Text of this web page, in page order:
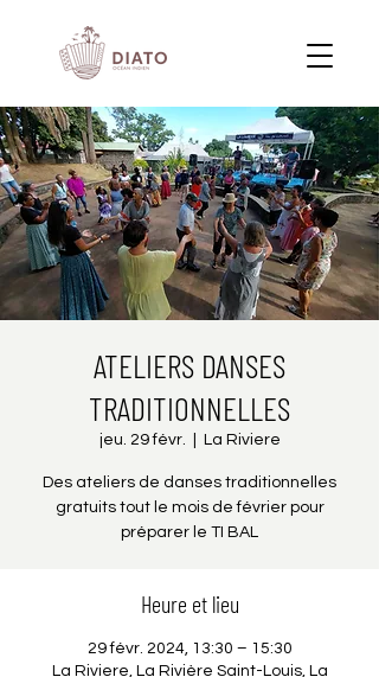
ATELIERS DANSES
TRADITIONNELLES
jeu. 29 févr. La Riviere
Des ateliers de danses traditionnelles
gratuits tout le mois de février pour
préparer le TI BAL
Heure et lieu
29 févr. 2024, 13:30 – 15:30
La Riviere, La Rivière Saint-Louis, La